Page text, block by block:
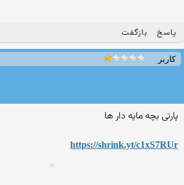
پاسخ بازگفت
کاربر
پارتی بچه مایه دار ها
https://shrink.yt/c1xS7RUr